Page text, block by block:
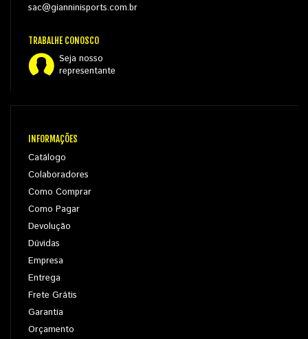
sac@gianninisports.com.br
TRABALHE CONOSCO
Seja nosso
representante
INFORMAÇÕES
Catálogo
Colaboradores
Como Comprar
Como Pagar
Devolução
Dúvidas
Empresa
Entrega
Frete Grátis
Garantia
Orçamento